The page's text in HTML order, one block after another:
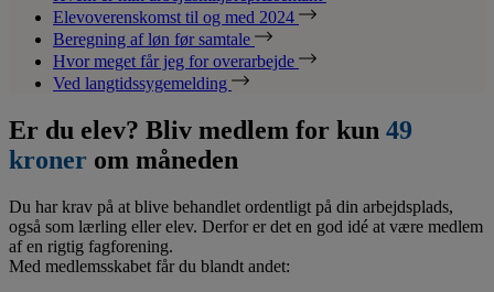
Elevoverenskomst til og med 2024
Beregning af løn før samtale
Hvor meget får jeg for overarbejde
Ved langtidssygemelding
Er du elev? Bliv medlem for kun 49
kroner om måneden
Du har krav på at blive behandlet ordentligt på din arbejdsplads,
også som lærling eller elev. Derfor er det en god idé at være medlem
af en rigtig fagforening.
Med medlemsskabet får du blandt andet: